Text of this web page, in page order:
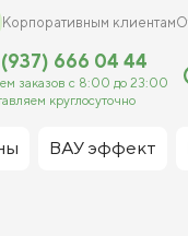
Корпоративным клиентам
(937) 666 04 44
заказов с 8:00 до 23:00
круглосуточно
ВАУ эффект